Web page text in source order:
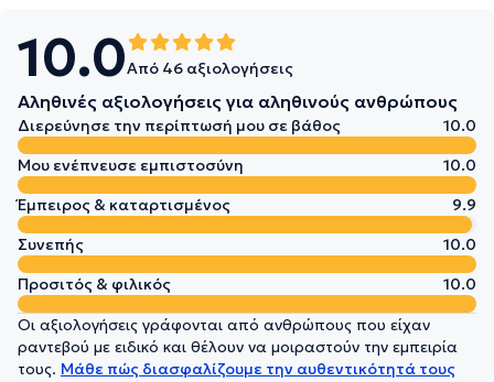
10.0Από 46 αξιολογήσεις
Αληθινές αξιολογήσεις για αληθινούς ανθρώπους
Διερεύνησε την περίπτωσή μου σε βάθος
10.0
Μου ενέπνευσε εμπιστοσύνη
10.0
Έμπειρος & καταρτισμένος
9.9
Συνεπής
10.0
Προσιτός & φιλικός
10.0
Οι αξιολογήσεις γράφονται από ανθρώπους που είχαν
ραντεβού με ειδικό και θέλουν να μοιραστούν την εμπειρία
τους. Μάθε πώς διασφαλίζουμε την αυθεντικότητά τους